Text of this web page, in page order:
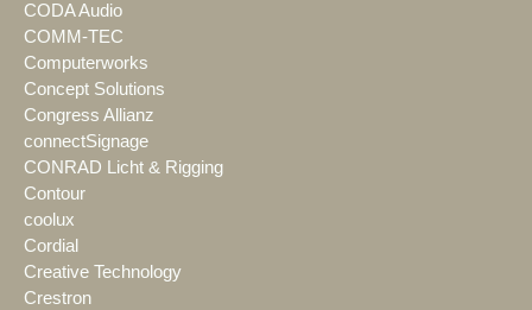
CODA Audio
COMM-TEC
Computerworks
Concept Solutions
Congress Allianz
connectSignage
CONRAD Licht & Rigging
Contour
coolux
Cordial
Creative Technology
Crestron